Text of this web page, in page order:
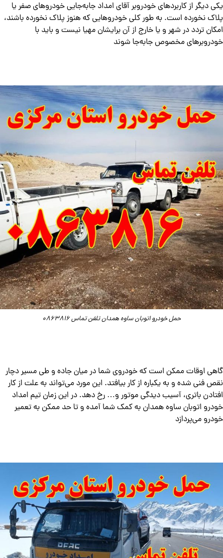
یکی دیگر از کاربردهای خودروبر آقای امداد جابه‌جایی خودروهای صفر یا
پلاک نخورده است. به طور کلی خودروهایی که هنوز پلاک نخورده باشند،
امکان تردد در شهر و یا خارج از آن برایشان مهیا نیست و باید با
خودروبرهای مخصوص جابه‌جا شوند
حمل خودرو اتوبان ساوه همدان تلفن تماس 0863816
گاهی اوقات ممکن است که خودروی شما در میان جاده و طی مسیر دچار
نقص فنی شده و به یکباره از کار بیافتد. این مورد می‌تواند به علت از کار
افتادن باتری، آسیب دیدگی موتور و… رخ دهد. در این زمان تیم امداد
خودرو اتوبان ساوه همدان به کمک شما آمده و تا حد ممکن به تعمیر
خودرو می‌پردازد